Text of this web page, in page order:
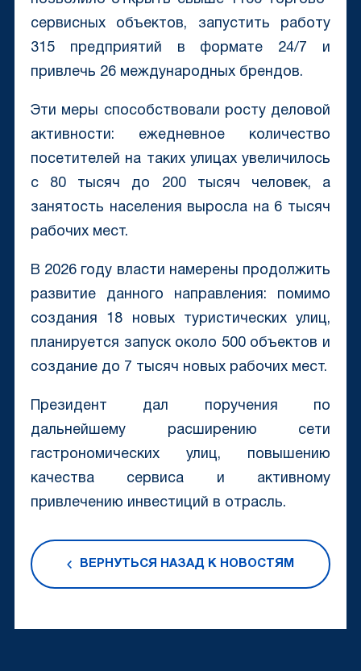
сервисных объектов, запустить работу
315 предприятий в формате 24/7 и
привлечь 26 международных брендов.
Эти меры способствовали росту деловой
активности: ежедневное количество
посетителей на таких улицах увеличилось
с 80 тысяч до 200 тысяч человек, а
занятость населения выросла на 6 тысяч
рабочих мест.
В 2026 году власти намерены продолжить
развитие данного направления: помимо
создания 18 новых туристических улиц,
планируется запуск около 500 объектов и
создание до 7 тысяч новых рабочих мест.
Президент дал поручения по
дальнейшему расширению сети
гастрономических улиц, повышению
качества сервиса и активному
привлечению инвестиций в отрасль.
ВЕРНУТЬСЯ НАЗАД К НОВОСТЯМ